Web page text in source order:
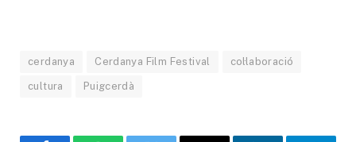
cerdanya Cerdanya Film Festival col·laboració
cultura Puigcerdà